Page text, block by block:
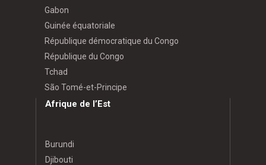
Gabon
Guinée équatoriale
République démocratique du Congo
République du Congo
Tchad
São Tomé-et-Principe
Afrique de l’Est
Burundi
Djibouti